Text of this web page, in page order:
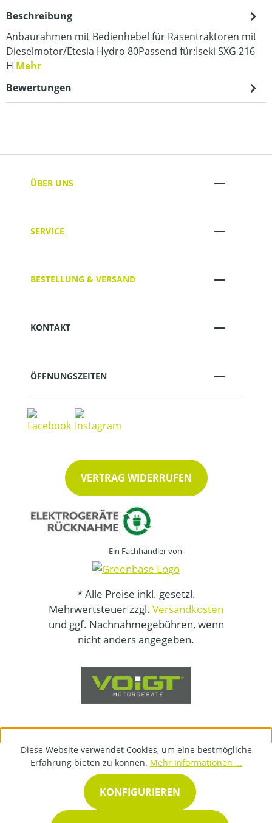
Beschreibung
Anbaurahmen mit Bedienhebel für Rasentraktoren mit
Dieselmotor/Etesia Hydro 80Passend für:Iseki SXG 216
H Mehr
Bewertungen
ÜBER UNS
SERVICE
BESTELLUNG & VERSAND
KONTAKT
ÖFFNUNGSZEITEN
VERTRAG WIDERRUFEN
Ein Fachhändler von
* Alle Preise inkl. gesetzl.
Mehrwertsteuer zzgl. Versandkosten
und ggf. Nachnahmegebühren, wenn
nicht anders angegeben.
Diese Website verwendet Cookies, um eine bestmögliche
Erfahrung bieten zu können. Mehr Informationen ...
KONFIGURIEREN